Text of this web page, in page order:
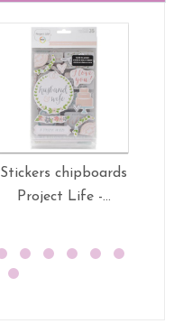
Stickers chipboards
Project Life -...